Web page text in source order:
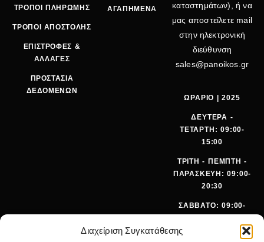
Διαχείριση Συγκατάθεσης
ΤΡΟΠΟΙ ΠΛΗΡΩΜΗΣ
ΤΡΟΠΟΙ ΑΠΟΣΤΟΛΗΣ
ΕΠΙΣΤΡΟΦΕΣ &
ΑΛΛΑΓΕΣ
ΠΡΟΣΤΑΣΙΑ
ΔΕΔΟΜΕΝΩΝ
ΑΓΑΠΗΜΕΝΑ
καταστημάτων), ή να
μας αποστείλετε mail
στην ηλεκτρονική
διεύθυνση
sales@panoikos.gr
ΩΡΑΡΙΟ | 2025
ΔΕΥΤΕΡΑ -
ΤΕΤΑΡΤΗ: 09:00-
15:00
ΤΡΙΤΗ - ΠΕΜΠΤΗ -
ΠΑΡΑΣΚΕΥΗ: 09:00-
20:30
ΣΑΒΒΑΤΟ: 09:00-